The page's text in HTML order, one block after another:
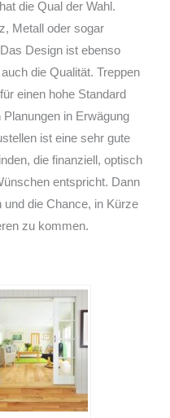
die Qual der Wahl.
Metall oder sogar
Design ist ebenso
die Qualität. Treppen
einen hohe Standard
Planungen in Erwägung
ist eine sehr gute
die finanziell, optisch
entspricht. Dann
die Chance, in Kürze
zu kommen.